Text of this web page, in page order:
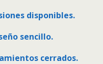
disponibles.
sencillo.
cerrados.